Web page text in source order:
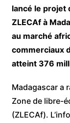
lancé le projet
ZLECAf à
au marché
commerciaux
atteint 376
Madagascar a
Zone de libre-
(ZLECAf).